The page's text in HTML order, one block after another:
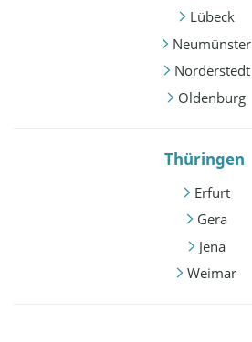
Lübeck
Neumünster
Norderstedt
Oldenburg
Thüringen
Erfurt
Gera
Jena
Weimar